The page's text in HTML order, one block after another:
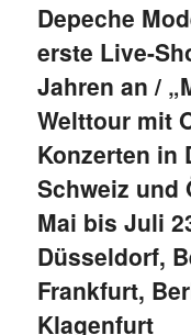
Depeche
erste Live-
Jahren an /
Welttour mit
Konzerten in
Schweiz und
Mai bis Juli
Düsseldorf,
Frankfurt,
Klagenfurt